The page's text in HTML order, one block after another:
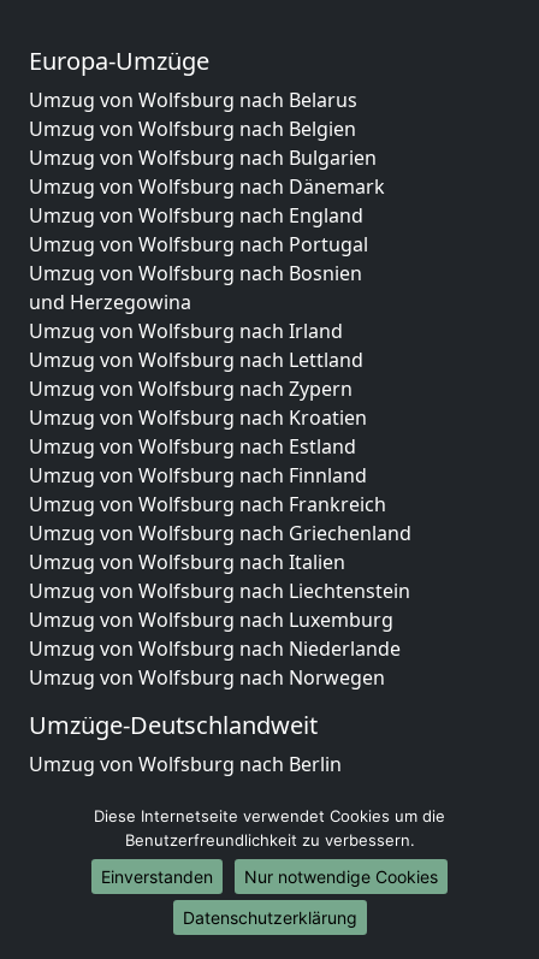
Europa-Umzüge
Umzug von Wolfsburg nach Belarus
Umzug von Wolfsburg nach Belgien
Umzug von Wolfsburg nach Bulgarien
Umzug von Wolfsburg nach Dänemark
Umzug von Wolfsburg nach England
Umzug von Wolfsburg nach Portugal
Umzug von Wolfsburg nach Bosnien
und Herzegowina
Umzug von Wolfsburg nach Irland
Umzug von Wolfsburg nach Lettland
Umzug von Wolfsburg nach Zypern
Umzug von Wolfsburg nach Kroatien
Umzug von Wolfsburg nach Estland
Umzug von Wolfsburg nach Finnland
Umzug von Wolfsburg nach Frankreich
Umzug von Wolfsburg nach Griechenland
Umzug von Wolfsburg nach Italien
Umzug von Wolfsburg nach Liechtenstein
Umzug von Wolfsburg nach Luxemburg
Umzug von Wolfsburg nach Niederlande
Umzug von Wolfsburg nach Norwegen
Umzüge-Deutschlandweit
Umzug von Wolfsburg nach Berlin
Umzug von Wolfsburg nach München
Umzug von Wolfsburg nach Köln
Umzug von Wolfsburg nach Frankfurt am Main
Umzug von Wolfsburg nach Stuttgart
Umzug von Wolfsburg nach Düsseldorf
Diese Internetseite verwendet Cookies um die
Benutzerfreundlichkeit zu verbessern.
Einverstanden
Nur notwendige Cookies
Datenschutzerklärung